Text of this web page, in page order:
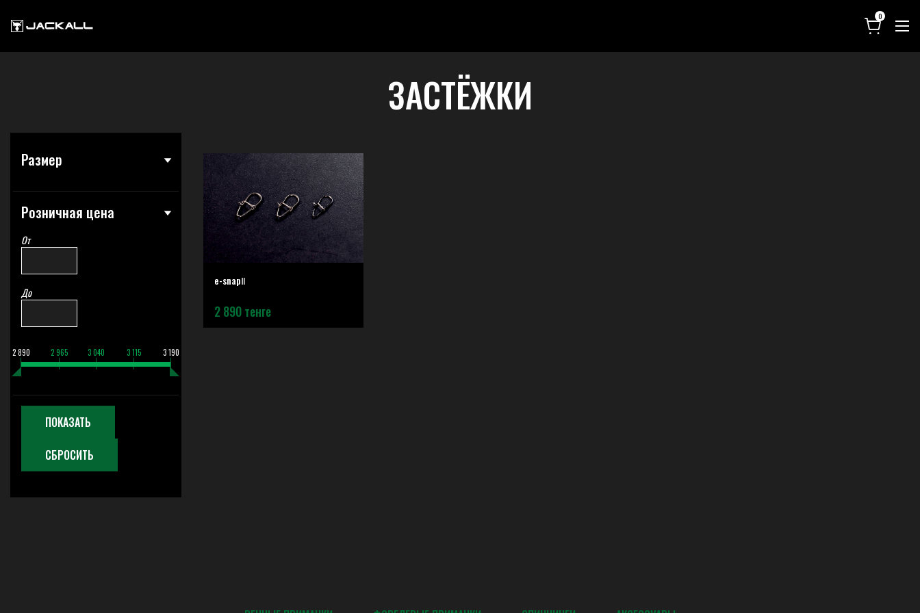
ЗАСТЁЖКИ
Размер
Розничная цена
От
До
2 890 2 965 3 040 3 115 3 190
e-snapⅡ
2 890 тенге